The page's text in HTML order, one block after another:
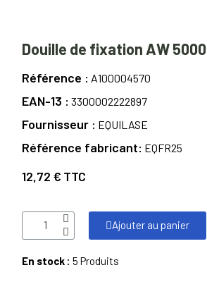
Douille de fixation AW 5000
Référence A100004570
EAN-13 3300002222897
Fournisseur EQUILASE
Référence fabricant EQFR25
12,72 € TTC
Ajouter au panier
En stock : 5 Produits